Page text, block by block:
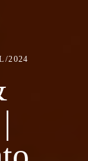
2024